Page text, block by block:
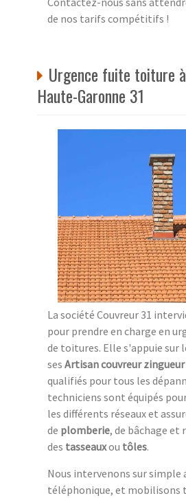
de nos tarifs compétitifs !
Urgence fuite toiture
Haute-Garonne 31
La société Couvreur 31
pour prendre en charge en
de toitures. Elle s'appuie sur
ses Artisan couvreur zingueur
qualifiés pour tous les
techniciens sont équipés
les différents réseaux et
de plomberie, de bâchage et
des tasseauxou tôles.
Nous intervenons sur simple
téléphonique, et mobilisons